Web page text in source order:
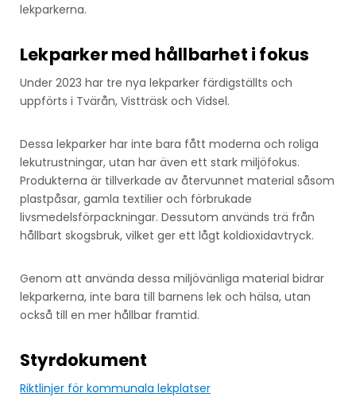
lekparkerna.
Lekparker med hållbarhet i fokus
Under 2023 har tre nya lekparker färdigställts och
uppförts i Tvärån, Vistträsk och Vidsel.
Dessa lekparker har inte bara fått moderna och roliga
lekutrustningar, utan har även ett stark miljöfokus.
Produkterna är tillverkade av återvunnet material såsom
plastpåsar, gamla textilier och förbrukade
livsmedelsförpackningar. Dessutom används trä från
hållbart skogsbruk, vilket ger ett lågt koldioxidavtryck.
Genom att använda dessa miljövänliga material bidrar
lekparkerna, inte bara till barnens lek och hälsa, utan
också till en mer hållbar framtid.
Styrdokument
Riktlinjer för kommunala lekplatser